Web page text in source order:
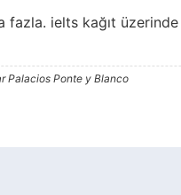
fazla. ielts kağıt
Palacios Ponte y Blanco